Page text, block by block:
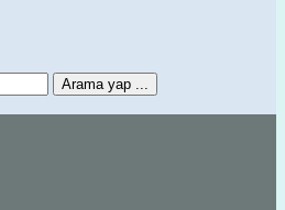
Arama yap ...